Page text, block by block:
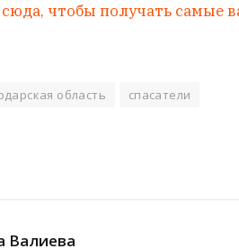
чтобы получать самые
область спасатели
Валиева